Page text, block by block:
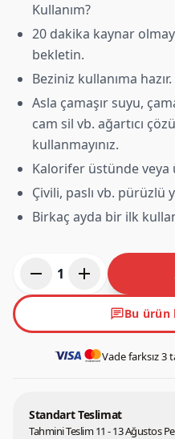
Kullanım?
20 dakika kaynar
bekletin.
Beziniz kullanıma
Asla çamaşır suyu,
cam sil vb. ağartıcı
kullanmayınız.
Kalorifer üstünde veya
Çivili, paslı vb. pürüzlü
Birkaç ayda bir ilk
remove 1 add
chatBu ürün
Vade farksız 3
Standart Teslimat
Tahmini Teslim 11 - 13 Ağustos